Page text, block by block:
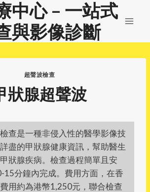
中心 – 一站式
與影像診斷
超聲波檢查
狀腺超聲波
查是一種非侵入性的醫學影像技
盡的甲狀腺健康資訊，幫助醫生
狀腺疾病。檢查過程簡單且安
15分鐘內完成。費用方面，在香
用約為港幣1,250元，聯合檢查